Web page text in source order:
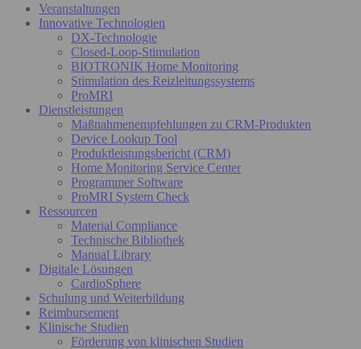
Veranstaltungen
Innovative Technologien
DX-Technologie
Closed-Loop-Stimulation
BIOTRONIK Home Monitoring
Stimulation des Reizleitungssystems
ProMRI
Dienstleistungen
Maßnahmenempfehlungen zu CRM-Produkten
Device Lookup Tool
Produktleistungsbericht (CRM)
Home Monitoring Service Center
Programmer Software
ProMRI System Check
Ressourcen
Material Compliance
Technische Bibliothek
Manual Library
Digitale Lösungen
CardioSphere
Schulung und Weiterbildung
Reimbursement
Klinische Studien
Förderung von klinischen Studien